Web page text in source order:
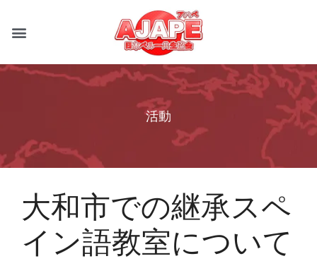
活動
大和市での継承スペ
イン語教室について